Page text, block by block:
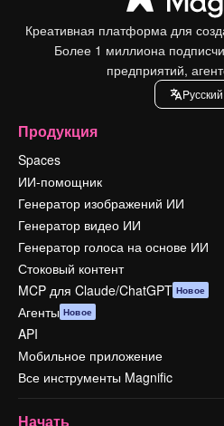
Креативная платформа для
Более 1 миллиона
предприятий,
Pусский
Продукция
Spaces
ИИ-помощник
Генератор изображений ИИ
Генератор видео ИИ
Генератор голоса на основе ИИ
Стоковый контент
MCP для Claude/ChatGPT Новое
Агенты Новое
API
Мобильное приложение
Все инструменты Magnific
Начать